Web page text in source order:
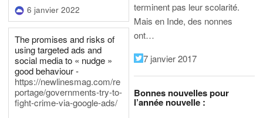
6 janvier 2022
The promises and risks of
using targeted ads and
social media to « nudge »
good behaviour -
https://newlinesmag.com/re
portage/governments-try-to-
fight-crime-via-google-ads/
terminent pas leur scolarité.
Mais en Inde, des nonnes
ont…
7 janvier 2017
Bonnes nouvelles pour
l’année nouvelle :